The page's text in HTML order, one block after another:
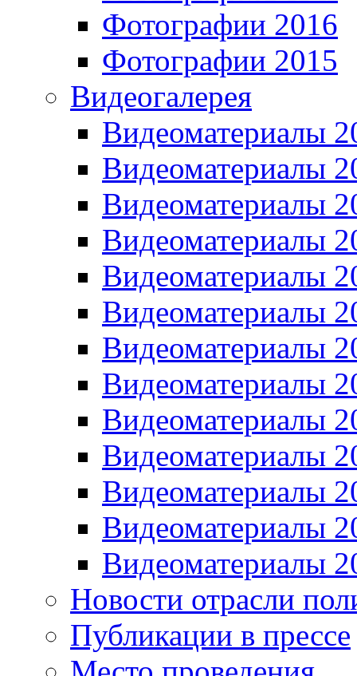
Фотографии 2016
Фотографии 2015
Видеогалерея
Видеоматериалы
Видеоматериалы
Видеоматериалы
Видеоматериалы
Видеоматериалы
Видеоматериалы
Видеоматериалы
Видеоматериалы
Видеоматериалы
Видеоматериалы
Видеоматериалы
Видеоматериалы
Видеоматериалы
Новости отрасли
Публикации в прессе